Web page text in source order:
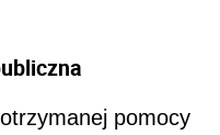
pomocy